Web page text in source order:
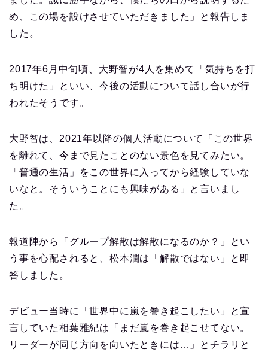
め、この場を設けさせていただきました」と報告しま
した。
2017年6月中旬頃、大野智が4人を集めて「気持ちを打
ち明けた」といい、今後の活動について話し合いが行
われたそうです。
大野智は、2021年以降の個人活動について「この世界
を離れて、今まで見たことのない景色を見てみたい。
「普通の生活」をこの世界に入ってから経験していな
いなと。そういうことにも興味がある」と言いまし
た。
報道陣から「グループ解散は解散になるのか？」とい
う事を心配されると、松本潤は「解散ではない」と即
答しました。
デビュー当時に「世界中に嵐を巻き起こしたい」と宣
言していた相葉雅紀は「まだ嵐を巻き起こせてない。
リーダーが同じ方向を向いたときには…」とチラリと